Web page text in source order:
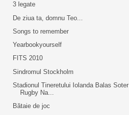
3 legate
De ziua ta, domnu Teo...
Songs to remember
Yearbookyourself
FITS 2010
Sindromul Stockholm
Stadionul Tineretului Iolanda Balas Soter
Rugby Na...
Bătaie de joc